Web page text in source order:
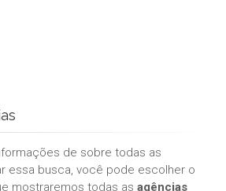
de sobre todas as
essa busca, você pode escolher o
mostraremos todas as agências